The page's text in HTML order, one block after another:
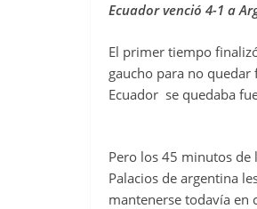
Ecuador venció 4-1 a
El primer tiempo
gaucho para no
Ecuador se quedaba
Pero los 45 minutos de
Palacios de argentina
mantenerse todavía en